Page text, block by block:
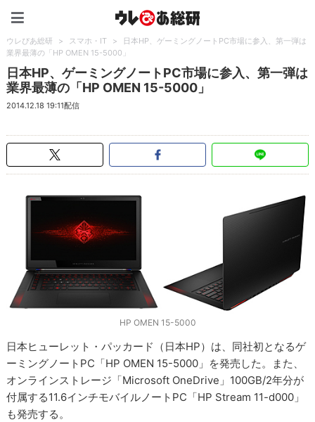
ウレぴあ総研 > スマホ・IT >
日本HP、ゲーミングノートPC市場に参入、第一弾は
業界最薄の「HP OMEN 15-5000」
日本HP、ゲーミングノートPC市場に参入、第一弾は
業界最薄の「HP OMEN 15-5000」
2014.12.18 19:11配信
HP OMEN 15-5000
日本ヒューレット・パッカード（日本HP）は、同社初となるゲ
ーミングノートPC「HP OMEN 15-5000」を発売した。また、
オンラインストレージ「Microsoft OneDrive」100GB/2年分が
付属する11.6インチモバイルノートPC「HP Stream 11-d000」
も発売する。